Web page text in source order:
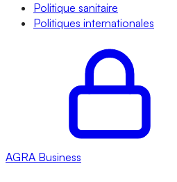
Politique sanitaire
Politiques internationales
AGRA Business